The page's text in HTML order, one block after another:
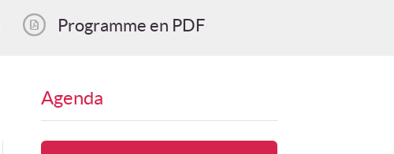
Programme en PDF
Agenda